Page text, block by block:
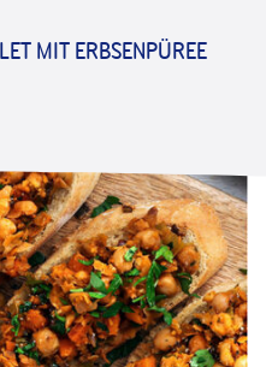
MIT ERBSENPÜREE